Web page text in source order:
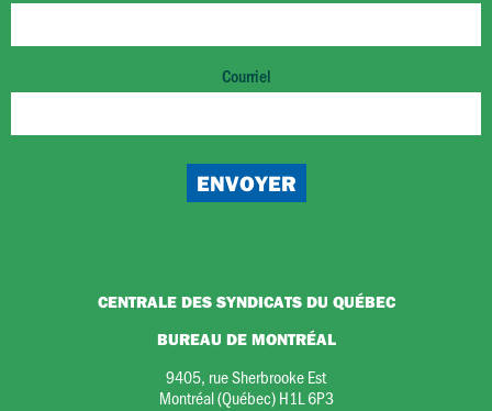
Courriel
CENTRALE DES SYNDICATS DU QUÉBEC
BUREAU DE MONTRÉAL
9405, rue Sherbrooke Est
Montréal (Québec) H1L 6P3